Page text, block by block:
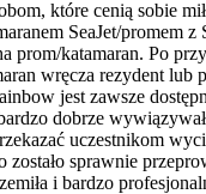
które cenią sobie
SeaJet/promem
katamaran. Po
wręcza rezydent lub
jest zawsze
dobrze
uczestnikom
sprawnie
i bardzo